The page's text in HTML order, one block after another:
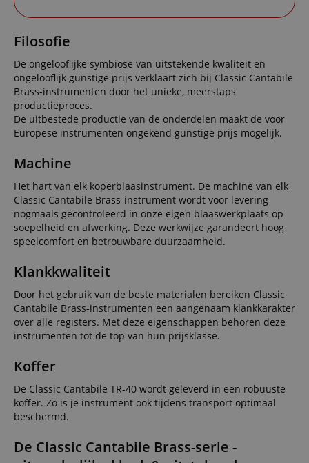
Filosofie
De ongelooflijke symbiose van uitstekende kwaliteit en
ongelooflijk gunstige prijs verklaart zich bij Classic Cantabile
Brass-instrumenten door het unieke, meerstaps
productieproces.
De uitbestede productie van de onderdelen maakt de voor
Europese instrumenten ongekend gunstige prijs mogelijk.
Machine
Het hart van elk koperblaasinstrument. De machine van elk
Classic Cantabile Brass-instrument wordt voor levering
nogmaals gecontroleerd in onze eigen blaaswerkplaats op
soepelheid en afwerking. Deze werkwijze garandeert hoog
speelcomfort en betrouwbare duurzaamheid.
Klankkwaliteit
Door het gebruik van de beste materialen bereiken Classic
Cantabile Brass-instrumenten een aangenaam klankkarakter
over alle registers. Met deze eigenschappen behoren deze
instrumenten tot de top van hun prijsklasse.
Koffer
De Classic Cantabile TR-40 wordt geleverd in een robuuste
koffer. Zo is je instrument ook tijdens transport optimaal
beschermd.
De Classic Cantabile Brass-serie -